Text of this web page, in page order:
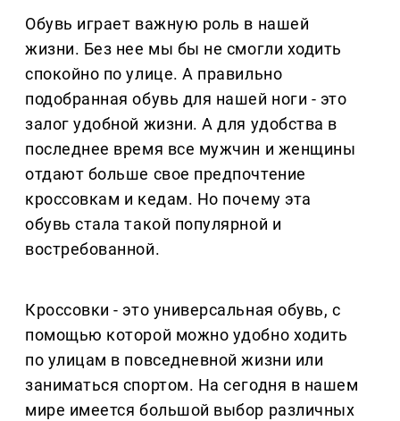
Обувь играет важную роль в нашей
жизни. Без нее мы бы не смогли ходить
спокойно по улице. А правильно
подобранная обувь для нашей ноги - это
залог удобной жизни. А для удобства в
последнее время все мужчин и женщины
отдают больше свое предпочтение
кроссовкам и кедам. Но почему эта
обувь стала такой популярной и
востребованной.
Кроссовки - это универсальная обувь, с
помощью которой можно удобно ходить
по улицам в повседневной жизни или
заниматься спортом. На сегодня в нашем
мире имеется большой выбор различных